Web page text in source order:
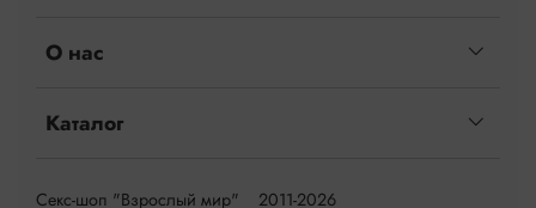
О нас
Каталог
Секс-шоп "Взрослый мир" 2011-2026